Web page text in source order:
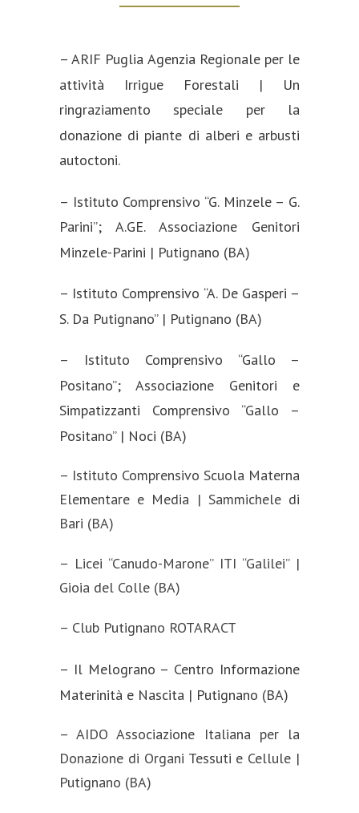
– ARIF Puglia Agenzia Regionale per le
attività Irrigue Forestali | Un
ringraziamento speciale per la
donazione di piante di alberi e arbusti
autoctoni.
– Istituto Comprensivo “G. Minzele – G.
Parini”; A.GE. Associazione Genitori
Minzele-Parini | Putignano (BA)
– Istituto Comprensivo “A. De Gasperi –
S. Da Putignano” | Putignano (BA)
– Istituto Comprensivo “Gallo –
Positano”; Associazione Genitori e
Simpatizzanti Comprensivo “Gallo –
Positano” | Noci (BA)
– Istituto Comprensivo Scuola Materna
Elementare e Media | Sammichele di
Bari (BA)
– Licei “Canudo-Marone” ITI “Galilei” |
Gioia del Colle (BA)
– Club Putignano ROTARACT
– Il Melograno – Centro Informazione
Materinità e Nascita | Putignano (BA)
– AIDO Associazione Italiana per la
Donazione di Organi Tessuti e Cellule |
Putignano (BA)